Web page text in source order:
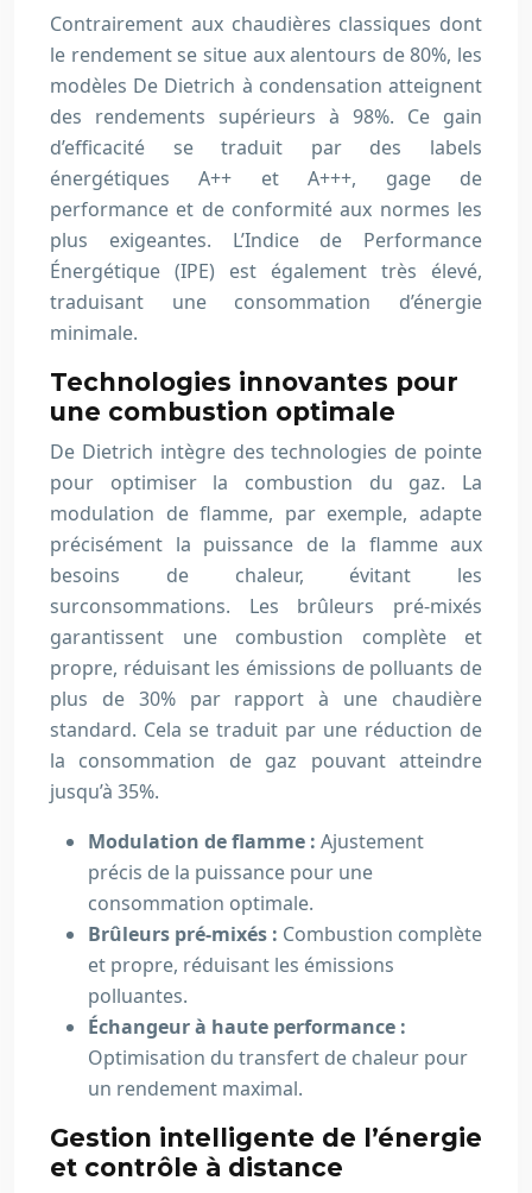
Contrairement aux chaudières classiques dont
le rendement se situe aux alentours de 80%, les
modèles De Dietrich à condensation atteignent
des rendements supérieurs à 98%. Ce gain
d’efficacité se traduit par des labels
énergétiques A++ et A+++, gage de
performance et de conformité aux normes les
plus exigeantes. L’Indice de Performance
Énergétique (IPE) est également très élevé,
traduisant une consommation d’énergie
minimale.
Technologies innovantes pour
une combustion optimale
De Dietrich intègre des technologies de pointe
pour optimiser la combustion du gaz. La
modulation de flamme, par exemple, adapte
précisément la puissance de la flamme aux
besoins de chaleur, évitant les
surconsommations. Les brûleurs pré-mixés
garantissent une combustion complète et
propre, réduisant les émissions de polluants de
plus de 30% par rapport à une chaudière
standard. Cela se traduit par une réduction de
la consommation de gaz pouvant atteindre
jusqu’à 35%.
Modulation de flamme : Ajustement
précis de la puissance pour une
consommation optimale.
Brûleurs pré-mixés : Combustion complète
et propre, réduisant les émissions
polluantes.
Échangeur à haute performance :
Optimisation du transfert de chaleur pour
un rendement maximal.
Gestion intelligente de l’énergie
et contrôle à distance